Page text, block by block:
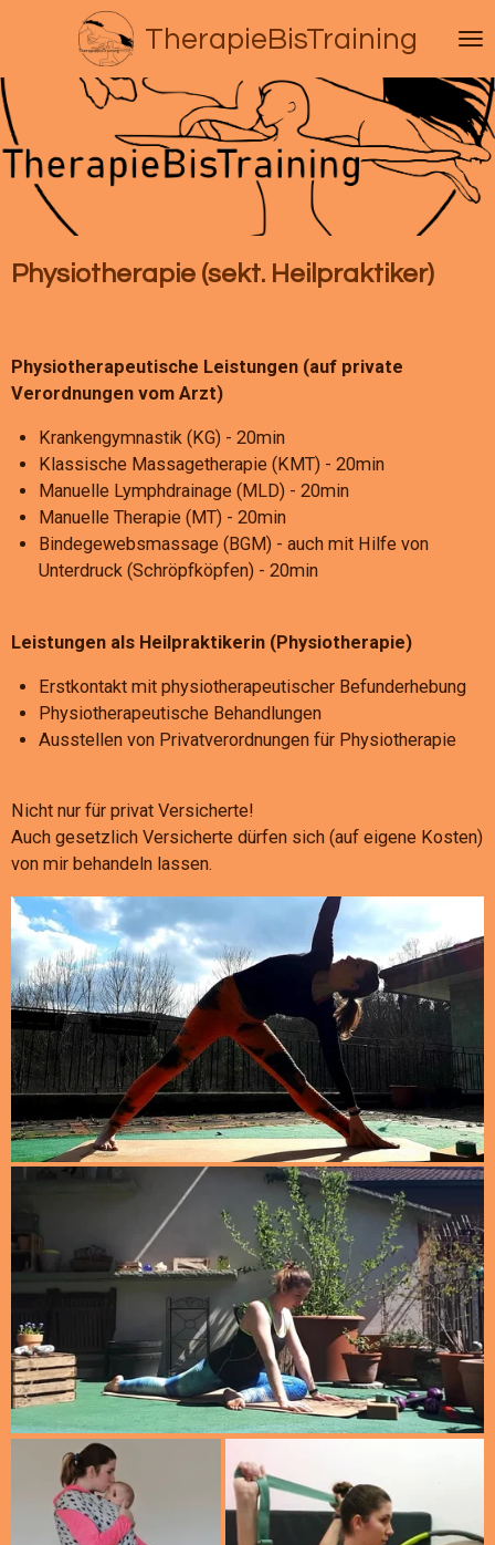
Hauptinhalt
springen
TherapieBisTraining
Physiotherapie (sekt. Heilpraktiker)
Physiotherapeutische Leistungen (auf private
Verordnungen vom Arzt)
Krankengymnastik (KG) - 20min
Klassische Massagetherapie (KMT) - 20min
Manuelle Lymphdrainage (MLD) - 20min
Manuelle Therapie (MT) - 20min
Bindegewebsmassage (BGM) - auch mit Hilfe von
Unterdruck (Schröpfköpfen) - 20min
Leistungen als Heilpraktikerin (Physiotherapie)
Erstkontakt mit physiotherapeutischer Befunderhebung
Physiotherapeutische Behandlungen
Ausstellen von Privatverordnungen für Physiotherapie
Nicht nur für privat Versicherte!
Auch gesetzlich Versicherte dürfen sich (auf eigene Kosten)
von mir behandeln lassen.